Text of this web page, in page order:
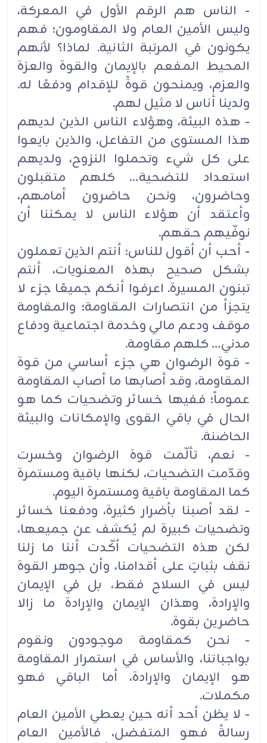
- الناس هم الرقم الأول في المعركة،
وليس الأمين العام ولا المقاومون؛ فهم
يكونون في المرتبة الثانية. لماذا؟ لأنهم
المحيط المفعم بالإيمان والقوة والعزة
والعزم، ويمنحون قوةً للإقدام ودفعًا له.
ولدينا أناس لا مثيل لهم.
- هذه البيئة، وهؤلاء الناس الذين لديهم
هذا المستوى من التفاعل، والذين بايعوا
على كل شيء وتحملوا النزوح، ولديهم
استعداد للتضحية… كلهم متقبلون
وحاضرون، ونحن حاضرون أمامهم،
وأعتقد أن هؤلاء الناس لا يمكننا أن
نوفّيهم حقهم.
- أحب أن أقول للناس: أنتم الذين تعملون
بشكل صحيح بهذه المعنويات، أنتم
تبنون المسيرة. اعرفوا أنكم جميعًا جزء لا
يتجزأ من انتصارات المقاومة؛ والمقاومة
موقف ودعم مالي وخدمة اجتماعية ودفاع
مدني… كلهم مقاومة.
- قوة الرضوان هي جزء أساسي من قوة
المقاومة، وقد أصابها ما أصاب المقاومة
عموماً؛ ففيها خسائر وتضحيات كما هو
الحال في باقي القوى والإمكانات والبيئة
الحاضنة.
- نعم، تألّمت قوة الرضوان وخسرت
وقدّمت التضحيات، لكنها باقية ومستمرة
كما المقاومة باقية ومستمرة اليوم.
- لقد أصبنا بأضرار كثيرة، ودفعنا خسائر
وتضحيات كبيرة لم يُكشف عن جميعها،
لكن هذه التضحيات أكّدت أننا ما زلنا
نقف بثباتٍ على أقدامنا، وأن جوهر القوة
ليس في السلاح فقط، بل في الإيمان
والإرادة، وهذان الإيمان والإرادة ما زالا
حاضرين بقوة.
- نحن كمقاومة موجودون ونقوم
بواجباتنا، والأساس في استمرار المقاومة
هو الإيمان والإرادة، أما الباقي فهو
مكملات.
- لا يظن أحد أنه حين يعطي الأمين العام
رسالةً فهو المتفضل، فالأمين العام